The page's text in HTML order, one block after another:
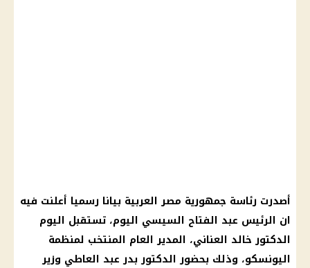
أصدرت رئاسة جمهورية مصر العربية بيانا رسميا أعلنت فيه
ان الرئيس عبد الفتاح السيسي اليوم، تستقبل اليوم
الدكتور خالد العناني، المدير العام المنتخب لمنظمة
اليونسكو، وذلك بحضور الدكتور بدر عبد العاطي وزير